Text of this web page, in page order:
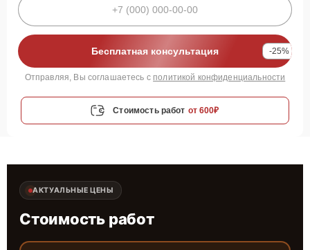
Бесплатная консультация -25%
Отправляя, Вы соглашаетесь с политикой конфиденциальности
Стоимость работ от 600₽
АКТУАЛЬНЫЕ ЦЕНЫ
Стоимость работ